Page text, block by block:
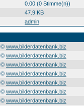
0.00 (0 Stimme(n))
47.9 KB
admin
© www.bilderdatenbank.biz
© www.bilderdatenbank.biz
© www.bilderdatenbank.biz
© www.bilderdatenbank.biz
© www.bilderdatenbank.biz
© www.bilderdatenbank.biz
© www.bilderdatenbank.biz